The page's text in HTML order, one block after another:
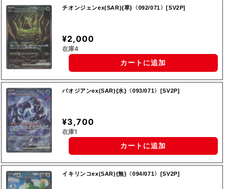
チオンジェンex(SAR){草}〈092/071〉[SV2P]
¥2,000
在庫4
カートに追加
パオジアンex(SAR){水}〈093/071〉[SV2P]
¥3,700
在庫1
カートに追加
イキリンコex(SAR){無}〈094/071〉[SV2P]